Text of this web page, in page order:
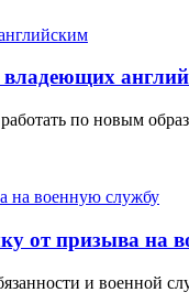
владеющих
по новым
от призыва на
и военной